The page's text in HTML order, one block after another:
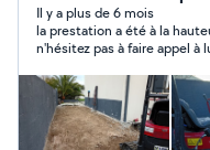
en bâtiment. Je suis un
répondre à une large
de bains, la pose de
d'une pièce
carrelage, pose de
pour vous, n'hésitez
Il y a plus de 6 mois
la prestation a été à la
n'hésitez pas à faire appel à